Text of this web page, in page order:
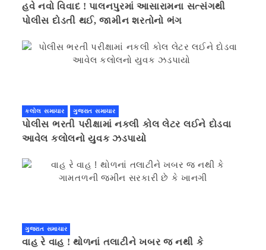
હવે નવો વિવાદ ! પાલનપુરમાં આસારામના સત્સંગથી
પોલીસ દોડતી થઈ, જામીન શરતોનો ભંગ
કલોલ સમાચાર ગુજરાત સમાચાર
પોલીસ ભરતી પરીક્ષામાં નકલી કોલ લેટર લઈને દોડવા
આવેલ કલોલનો યુવક ઝડપાયો
ગુજરાત સમાચાર
વાહ રે વાહ ! થોળનાં તલાટીને ખબર જ નથી કે